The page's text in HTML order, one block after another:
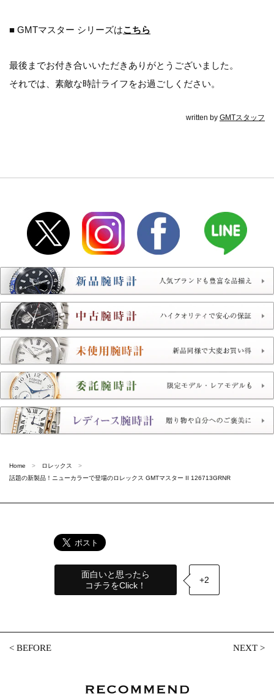
■ GMTマスター シリーズはこちら
最後までお付き合いいただきありがとうございました。
それでは、素敵な時計ライフをお過ごしください。
written by GMTスタッフ
Home
ロレックス
話題の新製品！ニューカラーで登場のロレックス GMTマスター II 126713GRNR
面白いと思ったら
コチラをClick！
+2
<BEFORE NEXT>